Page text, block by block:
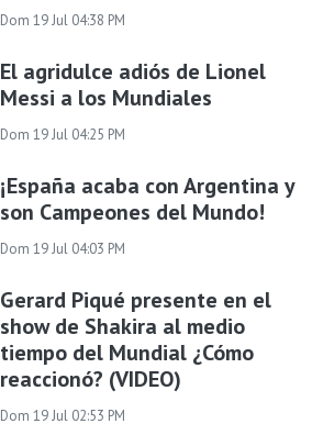
Dom 19 Jul 04:38 PM
El agridulce adiós de Lionel
Messi a los Mundiales
Dom 19 Jul 04:25 PM
¡España acaba con Argentina y
son Campeones del Mundo!
Dom 19 Jul 04:03 PM
Gerard Piqué presente en el
show de Shakira al medio
tiempo del Mundial ¿Cómo
reaccionó? (VIDEO)
Dom 19 Jul 02:53 PM